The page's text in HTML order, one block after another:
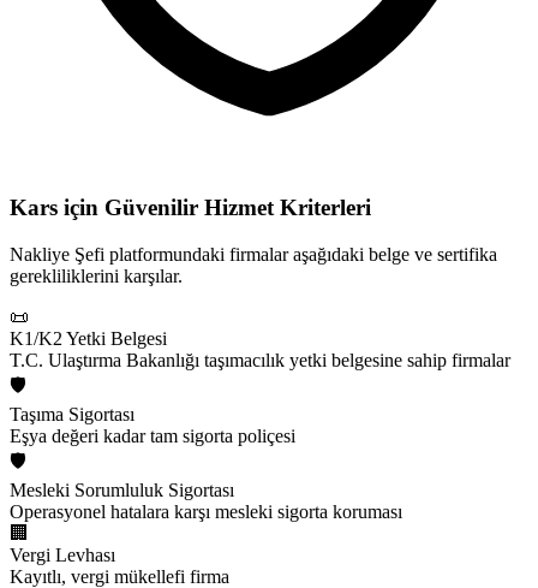
Kars için Güvenilir Hizmet Kriterleri
Nakliye Şefi platformundaki firmalar aşağıdaki belge ve sertifika
gerekliliklerini karşılar.
📜
K1/K2 Yetki Belgesi
T.C. Ulaştırma Bakanlığı taşımacılık yetki belgesine sahip firmalar
🛡️
Taşıma Sigortası
Eşya değeri kadar tam sigorta poliçesi
🛡️
Mesleki Sorumluluk Sigortası
Operasyonel hatalara karşı mesleki sigorta koruması
🏢
Vergi Levhası
Kayıtlı, vergi mükellefi firma